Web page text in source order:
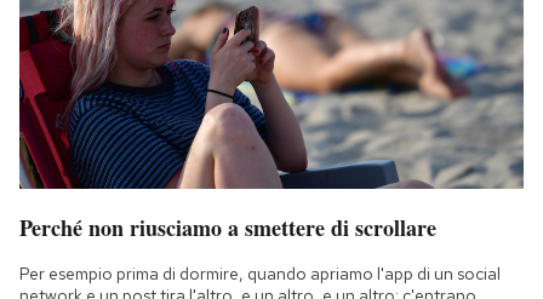
Perché non riusciamo a smettere di scrollare
Per esempio prima di dormire, quando apriamo l'app di un social